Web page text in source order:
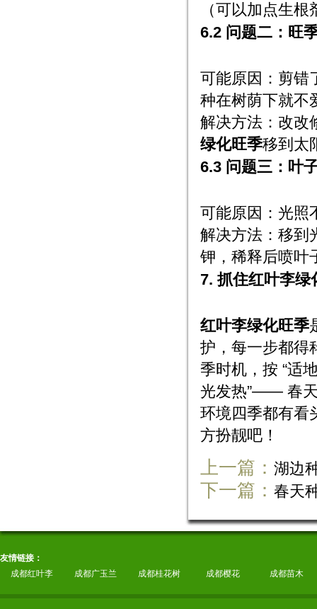
（可以加点生
6.2 问题二：旺
可能原因：剪错
种在树荫下就不
解决方法：改改
绿化旺季移到太
6.3 问题三：叶
可能原因：光照
解决方法：移到
钾，稀释后喷叶
7. 抓住红叶李绿
红叶李绿化旺季
护，每一步都得
季时机，按 “适
光发热”—— 春天
环境四季都有看
方扮靓吧！
上一篇： 湖边
下一篇： 春天
友情链接：
成都红叶李
成都广玉兰 成都桂花树 成都樱花 成都苗木